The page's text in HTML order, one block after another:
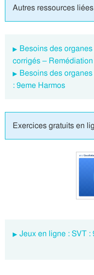
Autres ressources
Besoins des
corrigés –
Besoins des
: 9eme Harmos
Exercices gratuits en
Jeux en ligne : SVT :